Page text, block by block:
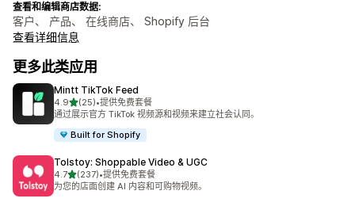
查看和编辑商店数据:
客户、 产品、 在线商店、 Shopify 后台
查看详细信息
更多此类应用
Mintt TikTok Feed
4.9星（满分 5 星）
(25)
总共 25 条评论
•提供免费套餐
通过展示官方 TikTok 视频源和视频来建立社会认同。
Built for Shopify
Tolstoy: Shoppable Video & UGC
4.7星（满分 5 星）
(237)
总共 237 条评论
•提供免费套餐
为您的店面创建 AI 内容和可购物视频。